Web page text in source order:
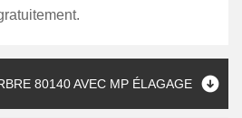
80140 AVEC MP ÉLAGAGE